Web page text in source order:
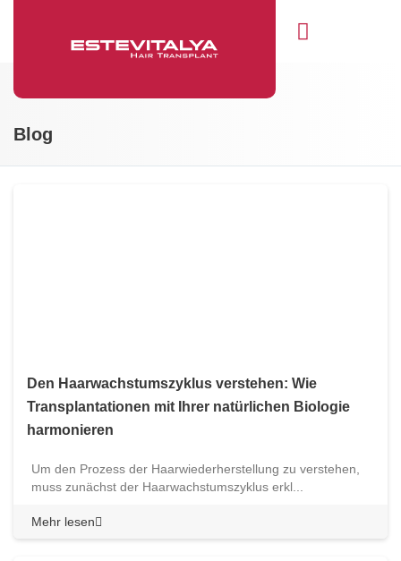
Blog
Den Haarwachstumszyklus verstehen: Wie
Transplantationen mit Ihrer natürlichen Biologie
harmonieren
Um den Prozess der Haarwiederherstellung zu verstehen,
muss zunächst der Haarwachstumszyklus erkl...
Mehr lesen